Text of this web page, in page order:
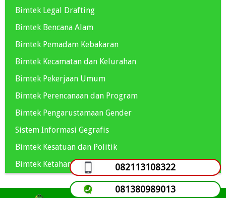
Bimtek Legal Drafting
Bimtek Bencana Alam
Bimtek Pemadam Kebakaran
Bimtek Kecamatan dan Kelurahan
Bimtek Pekerjaan Umum
Bimtek Perencanaan dan Program
Bimtek Pengarustamaan Gender
Sistem Informasi Gegrafis
Bimtek Kesatuan dan Politik
Bimtek Ketahanan Pangan
082113108322
081380989013